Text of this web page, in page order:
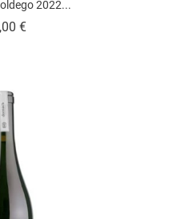
2022...
€Prezzo